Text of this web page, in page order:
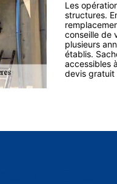
Les
structures.
conseille de
plusieurs
établis.
accessibles
devis gratuit